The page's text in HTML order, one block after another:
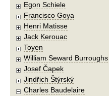
Egon Schiele
Francisco Goya
Henri Matisse
Jack Kerouac
Toyen
William Seward Burroughs
Josef Čapek
Jindřich Štýrský
Charles Baudelaire